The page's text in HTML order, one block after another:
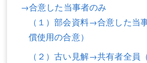
マスコミ取材・実績
アクセス
東京事務所 (新宿・四谷)
アクセス
東京事務所 (新宿・四谷)
埼玉事務所 (さいたま市)
→合意した当事者のみ
（１）部会資料→合意した当
償使用の合意）
（２）古い見解→共有者全員